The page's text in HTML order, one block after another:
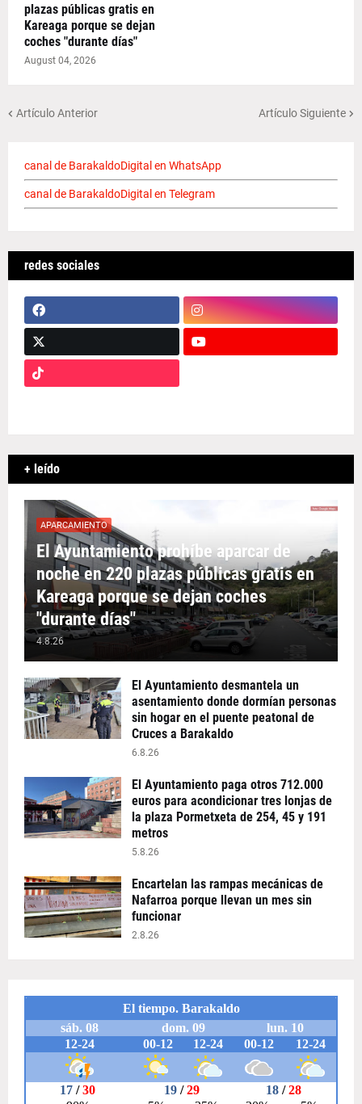
plazas públicas gratis en
Kareaga porque se dejan
coches "durante días"
August 04, 2026
Artículo Anterior Artículo Siguiente
canal de BarakaldoDigital en WhatsApp
canal de BarakaldoDigital en Telegram
redes sociales
+ leído
APARCAMIENTO
El Ayuntamiento prohíbe aparcar de
noche en 220 plazas públicas gratis en
Kareaga porque se dejan coches
"durante días"
4.8.26
El Ayuntamiento desmantela un
asentamiento donde dormían personas
sin hogar en el puente peatonal de
Cruces a Barakaldo
6.8.26
El Ayuntamiento paga otros 712.000
euros para acondicionar tres lonjas de
la plaza Pormetxeta de 254, 45 y 191
metros
5.8.26
Encartelan las rampas mecánicas de
Nafarroa porque llevan un mes sin
funcionar
2.8.26